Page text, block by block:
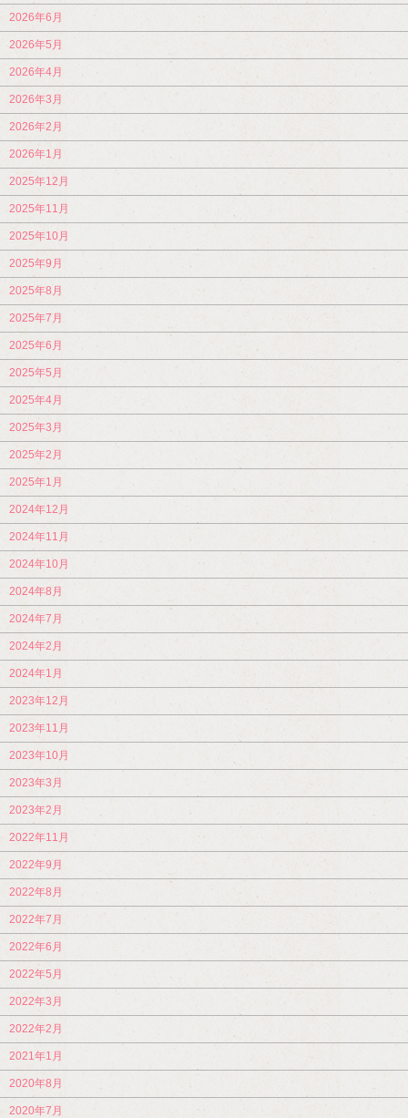
2026年6月
2026年5月
2026年4月
2026年3月
2026年2月
2026年1月
2025年12月
2025年11月
2025年10月
2025年9月
2025年8月
2025年7月
2025年6月
2025年5月
2025年4月
2025年3月
2025年2月
2025年1月
2024年12月
2024年11月
2024年10月
2024年8月
2024年7月
2024年2月
2024年1月
2023年12月
2023年11月
2023年10月
2023年3月
2023年2月
2022年11月
2022年9月
2022年8月
2022年7月
2022年6月
2022年5月
2022年3月
2022年2月
2021年1月
2020年8月
2020年7月